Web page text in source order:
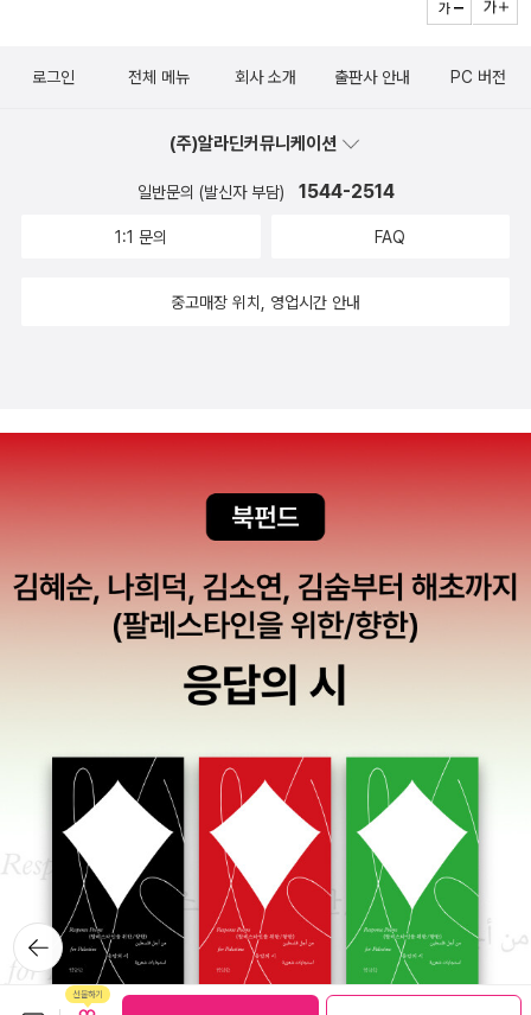
뒤로가
기
로그인 전체 메뉴 회사 소개 출판사 안내 PC 버전
(주)알라딘커뮤니케이션
일반문의 (발신자 부담) 1544-2514
1:1 문의 FAQ
중고매장 위치, 영업시간 안내